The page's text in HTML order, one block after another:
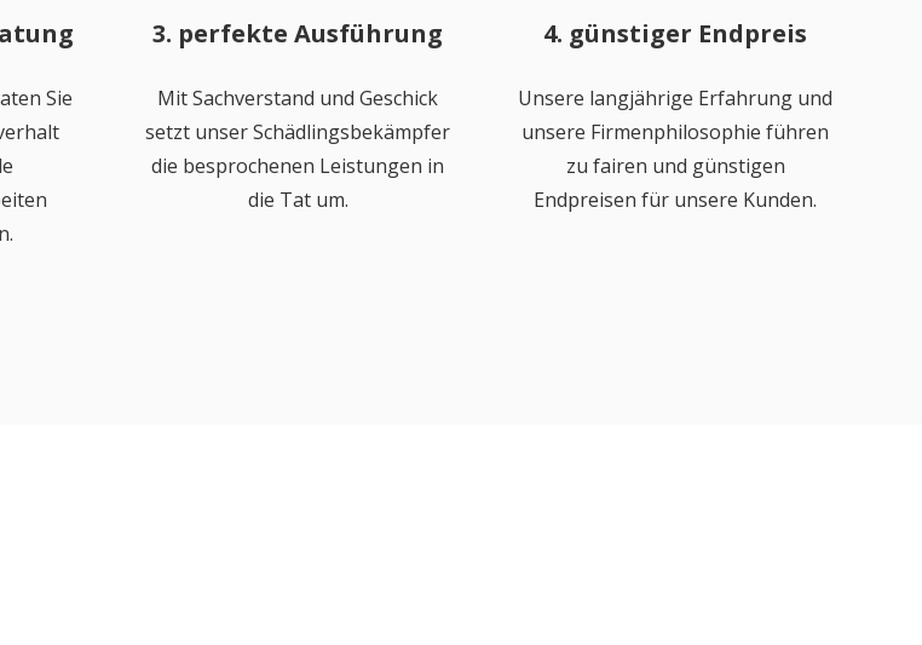
Sie
3. perfekte Ausführung
Mit Sachverstand und Geschick
setzt unser Schädlingsbekämpfer
die besprochenen Leistungen in
die Tat um.
4. günstiger Endpreis
Unsere langjährige Erfahrung und
unsere Firmenphilosophie führen
zu fairen und günstigen
Endpreisen für unsere Kunden.